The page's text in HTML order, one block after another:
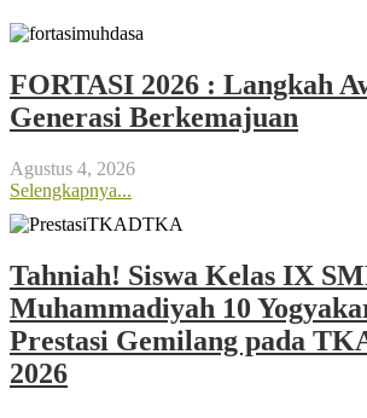
FORTASI 2026 : Langkah
Generasi Berkemajuan
Agustus 4, 2026
Selengkapnya...
Tahniah! Siswa Kelas IX
Muhammadiyah 10
Prestasi Gemilang pada
2026